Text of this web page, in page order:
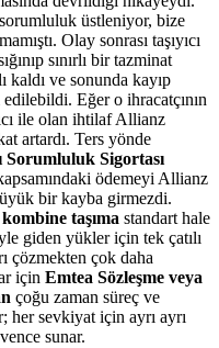
üstleniyor, bize
Olay sonrası taşıyıcı
sınırlı bir tazminat
kaldı ve sonunda kayıp
Eğer o ihracatçının
ile olan ihtilaf Allianz
artardı. Ters yönde
Sorumluluk Sigortası
ödemeyi Allianz
bir kayba girmezdi.
taşıma standart hale
giden yükler için tek çatılı
çözmekten çok daha
için Emtea Sözleşme veya
çoğu zaman süreç ve
her sevkiyat için ayrı ayrı
sunar.